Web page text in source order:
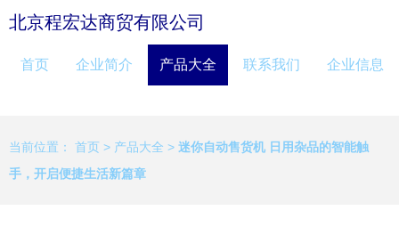
北京程宏达商贸有限公司
首页 企业简介 产品大全 联系我们 企业信息
当前位置： 首页 > 产品大全 > 迷你自动售货机 日用杂品的智能触
手，开启便捷生活新篇章